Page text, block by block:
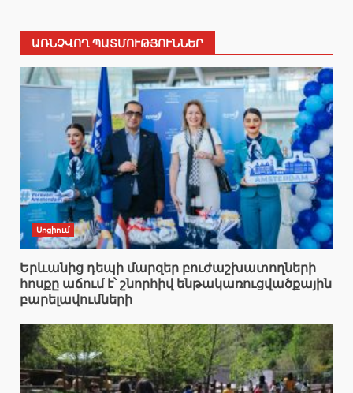
ԱՌՆՉՎՈՂ ՊԱՏՄՈՒԹՅՈՒՆՆԵՐ
Սոցիում
Երևանից դեպի մարզեր բուժաշխատողների
հոսքը աճում է՝ շնորհիվ ենթակառուցվածքային
բարելավումների